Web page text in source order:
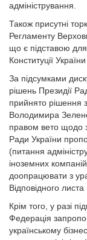
адміністрування.
Також присутні
Регламенту
що є підставою
Конституції
За підсумками
рішень Президії
прийнято рішення
Володимира
правом вето щодо
Ради України
(питання
іноземних
доопрацювати з
Відповідного
Крім того, у разі
Федерація
українському